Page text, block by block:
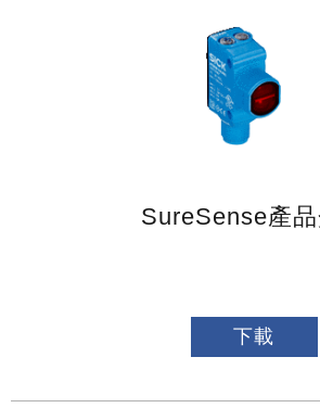
SureSense產
下載